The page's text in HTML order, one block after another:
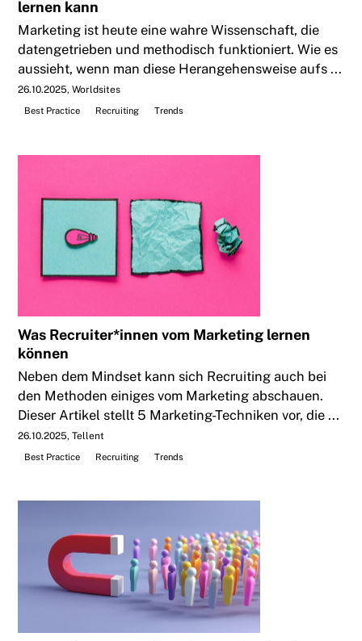
lernen kann
Marketing ist heute eine wahre Wissenschaft, die
datengetrieben und methodisch funktioniert. Wie es
aussieht, wenn man diese Herangehensweise aufs ...
26.10.2025 Worldsites
Best Practice
Recruiting Trends
Was Recruiter*innen vom Marketing lernen
können
Neben dem Mindset kann sich Recruiting auch bei
den Methoden einiges vom Marketing abschauen.
Dieser Artikel stellt 5 Marketing-Techniken vor, die ...
26.10.2025 Tellent
Best Practice
Recruiting Trends